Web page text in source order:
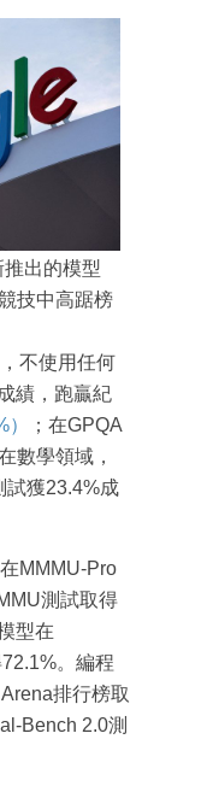
出的模型
技中高踞榜
不使用任何
績，跑贏紀
；在GPQA
數學領域，
試獲23.4%成
MMMU-Pro
測試取得
型在
。編程
排行榜取
Bench 2.0測